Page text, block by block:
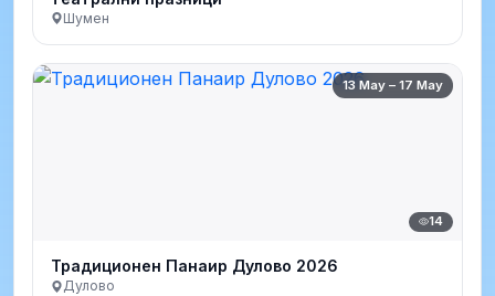
Шумен
13 May – 17 May
14
Традиционен Панаир Дулово 2026
Дулово